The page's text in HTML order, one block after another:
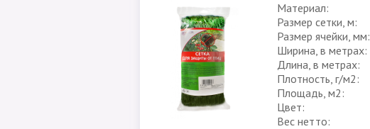
Материал:
Размер сетки, м:
Размер ячейки, мм:
Ширина, в метрах:
Длина, в метрах:
Плотность, г/м2:
Площадь, м2:
Цвет:
Вес нетто: